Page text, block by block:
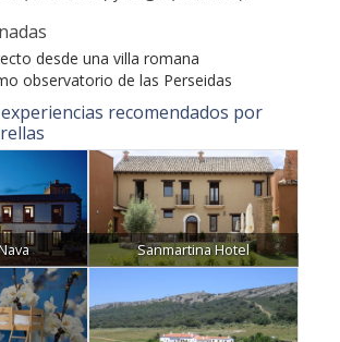
desde una villa romana
observatorio de las Perseidas
recomendados por
Sanmartina Hotel